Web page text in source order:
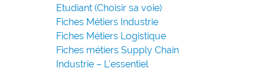
Etudiant (Choisir sa voie)
Fiches Métiers Industrie
Fiches Métiers Logistique
Fiches métiers Supply Chain
Industrie – L'essentiel